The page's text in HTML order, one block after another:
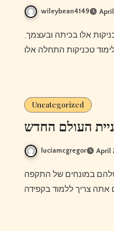
wileybean4149
Uncategorized
העולם החדש
luciamcgregor April